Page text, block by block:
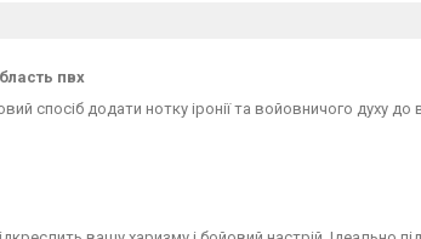
пвх
спосіб додати нотку іронії та войовничого духу до